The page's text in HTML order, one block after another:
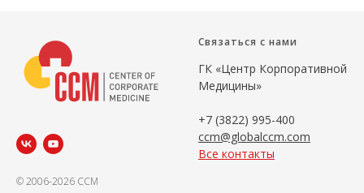
© 2006-2026 CCM
Связаться с нами
ГК «Центр Корпоративной
Медицины»
+7 (3822) 995-400
ccm@globalccm.com
Все контакты